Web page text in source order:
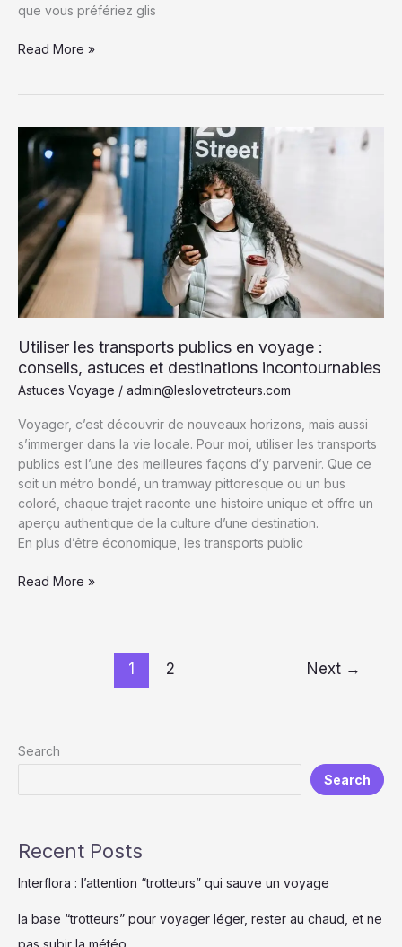
que vous préfériez glis
Sports
Côte
d’Azur
Top
activités
meilleurs
spots
à
découvrir
Read More »
Utiliser les transports publics en voyage :
conseils, astuces et destinations incontournables
Astuces Voyage / admin@leslovetroteurs.com
Voyager, c’est découvrir de nouveaux horizons, mais aussi
s’immerger dans la vie locale. Pour moi, utiliser les transports
publics est l’une des meilleures façons d’y parvenir. Que ce
soit un métro bondé, un tramway pittoresque ou un bus
coloré, chaque trajet raconte une histoire unique et offre un
aperçu authentique de la culture d’une destination.
En plus d’être économique, les transports public
Utiliser
et
incontournables
Read More »
1 2 Next →
Search
Search
Recent Posts
Interflora : l’attention “trotteurs” qui sauve un voyage
la base “trotteurs” pour voyager léger, rester au chaud, et ne
pas subir la météo